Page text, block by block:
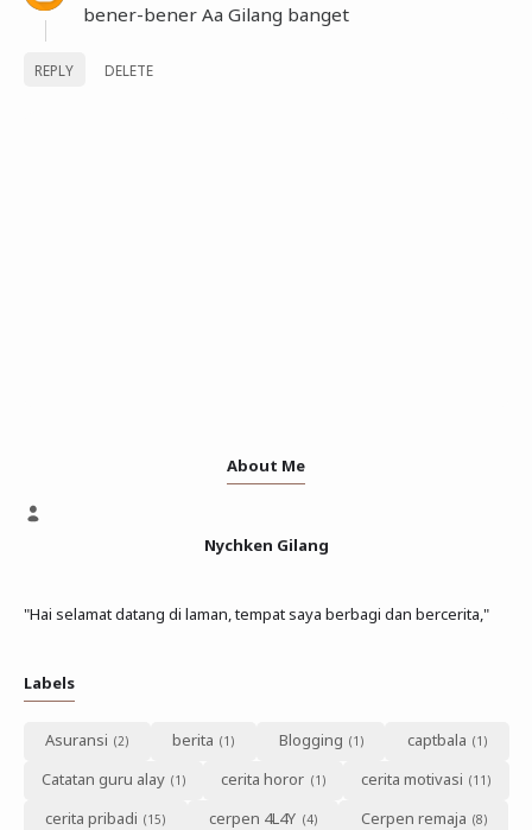
bener-bener Aa Gilang banget
REPLY DELETE
About Me
Nychken Gilang
"Hai selamat datang di laman, tempat saya berbagi dan bercerita,"
Labels
Asuransi berita Blogging
captbala
Catatan guru alay
cerita horor
cerita motivasi
cerita pribadi
cerpen 4L4Y Cerpen remaja